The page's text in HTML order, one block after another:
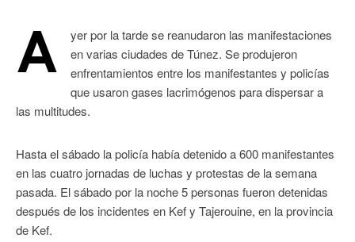
A
yer por la tarde se reanudaron las manifestaciones
en varias ciudades de Túnez. Se produjeron
enfrentamientos entre los manifestantes y policías
que usaron gases lacrimógenos para dispersar a
las multitudes.
Hasta el sábado la policía había detenido a 600 manifestantes
en las cuatro jornadas de luchas y protestas de la semana
pasada. El sábado por la noche 5 personas fueron detenidas
después de los incidentes en Kef y Tajerouine, en la provincia
de Kef.